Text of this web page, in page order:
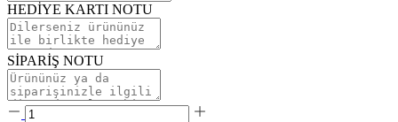
HEDİYE KARTI NOTU
SİPARİŞ NOTU